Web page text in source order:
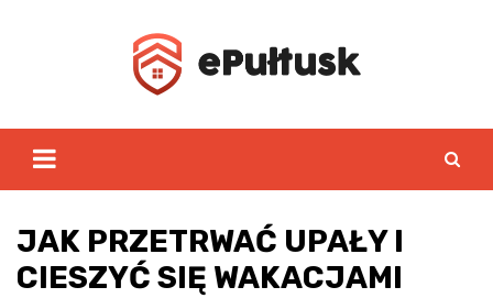
JAK PRZETRWAĆ UPAŁY I
CIESZYĆ SIĘ WAKACJAMI